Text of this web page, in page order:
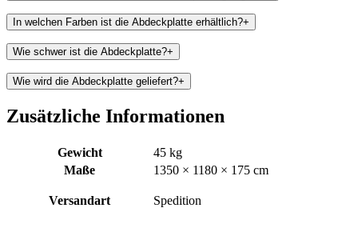
In welchen Farben ist die Abdeckplatte erhältlich?+
Wie schwer ist die Abdeckplatte?+
Wie wird die Abdeckplatte geliefert?+
Zusätzliche Informationen
Gewicht
45 kg
Maße
1350 × 1180 × 175 cm
Versandart Spedition